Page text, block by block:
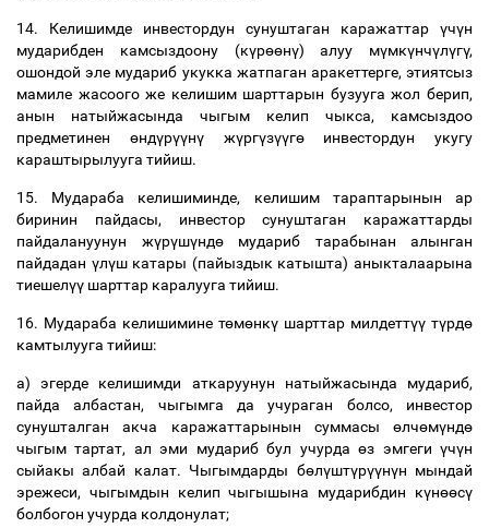
14. Келишимде инвестордун сунуштаган каражаттар үчүн
мударибден
камсыздоону(күрөөнү)алуу мүмкүнчүлүгү,
ошондой эле мудариб укукка жатпаган аракеттерге,этиятсыз
мамиле жасоого же келишим шарттарын бузууга жол берип,
анын
натыйжасында чыгым келип чыкса, камсыздоо
предметинен
өндүрүүнү жүргүзүүгө инвестордун
укугу
караштырылууга тийиш.
15. Мудараба келишиминде, келишим тараптарынын
ар
биринин
пайдасы, инвестор сунуштаган
каражаттарды
пайдалануунун
жүрүшүндө мудариб тарабынан
алынган
пайдадан үлүш катары (пайыздык катышта)аныкталаарына
тиешелүү шарттар каралууга тийиш.
16. Мудараба келишимине төмөнкү шарттар милдеттүү түрдө
камтылууга тийиш:
а)эгерде келишимди аткаруунун натыйжасында мудариб,
пайда
албастан, чыгымга да учураган болсо, инвестор
сунушталган
акча каражаттарынын суммасы өлчөмүндө
чыгым тартат, ал эми мудариб бул учурда өз эмгеги үчүн
сыйакы албай калат. Чыгымдарды бөлүштүрүүнүн мындай
эрежеси, чыгымдын келип чыгышына мударибдин күнөөсү
болбогон учурда колдонулат;